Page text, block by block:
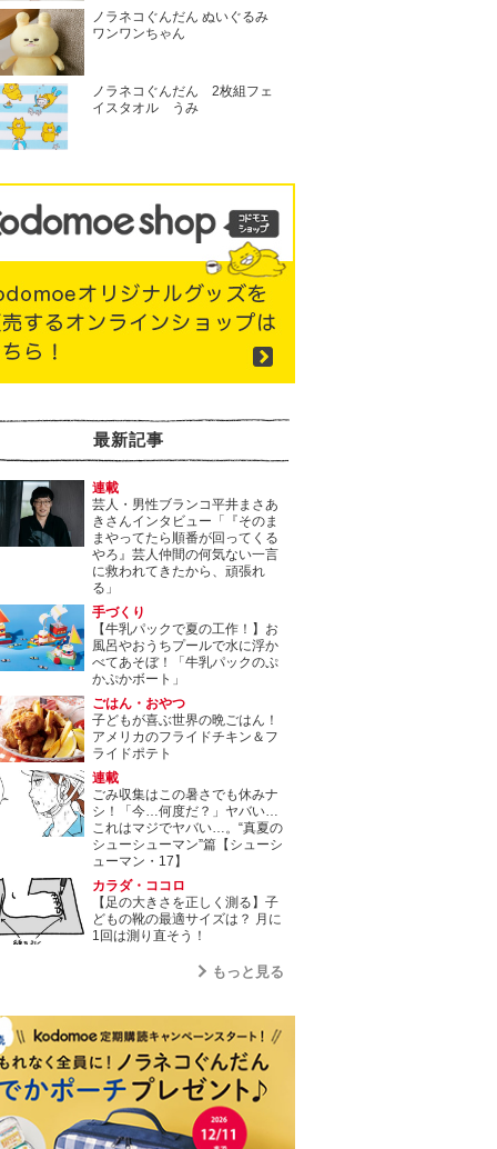
ノラネコぐんだん ぬいぐるみ
ワンワンちゃん
ノラネコぐんだん 2枚組フェ
イスタオル うみ
最新記事
連載
芸人・男性ブランコ平井まさあ
きさんインタビュー「『そのま
まやってたら順番が回ってくる
やろ』芸人仲間の何気ない一言
に救われてきたから、頑張れ
る」
手づくり
【牛乳パックで夏の工作！】お
風呂やおうちプールで水に浮か
べてあそぼ！「牛乳パックのぷ
かぷかボート」
ごはん・おやつ
子どもが喜ぶ世界の晩ごはん！
アメリカのフライドチキン＆フ
ライドポテト
連載
ごみ収集はこの暑さでも休みナ
シ！「今…何度だ？」ヤバい…
これはマジでヤバい…。“真夏の
シューシューマン”篇【シューシ
ューマン・17】
カラダ・ココロ
【足の大きさを正しく測る】子
どもの靴の最適サイズは？ 月に
1回は測り直そう！
もっと見る